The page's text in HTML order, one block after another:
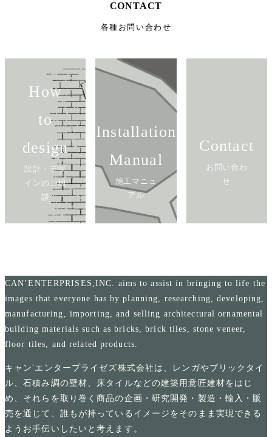
CONTACT
各種お問い合わせ
How
to
design
設計・デザ
インのご相
談
Installation
Manual
施工マニュ
アル
Contact
お問い合わ
せ
CAN’ENTERPRISES,INC. aims to assist in bringing to life the
images that everyone has by planning, researching, developing,
manufacturing, importing, and selling architectural ornamental
building materials such as bricks, brick tiles, stone veneer,
floor tiles, and related products.
キャン'エンタープライゼズ株式会社は、レンガやブリックタイ
ル、石積み調の壁材、床タイルなどの建築用意匠建材をはじ
め、それらを取り巻く商品の企画・研究開発・製造・輸入・販
売を通じて、誰もが持っているイメージをそのまま実現できる
ようお手伝いしたいと考えます。